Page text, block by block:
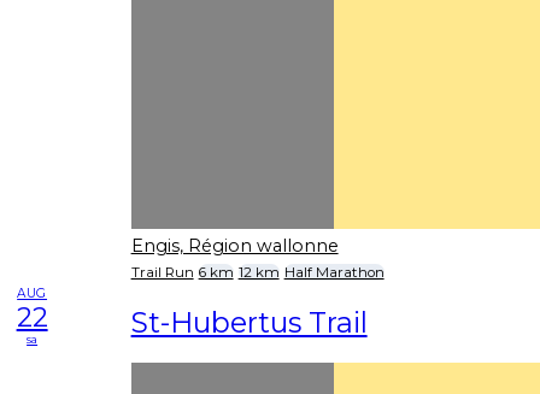
Engis, Région wallonne
Trail Run 6 km 12 km Half Marathon
AUG
22
sa St-Hubertus Trail